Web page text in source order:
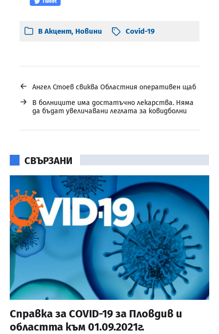
В Акцент, Новини Covid-19
← Ангел Стоев свиква Областния оперативен щаб
→
В болниците има достатъчно лекарства. Няма
да бъдат увеличавани леглата за ковидболни
СВЪРЗАНИ
Справка за COVID-19 за Пловдив и
областта към 01.09.2021г.